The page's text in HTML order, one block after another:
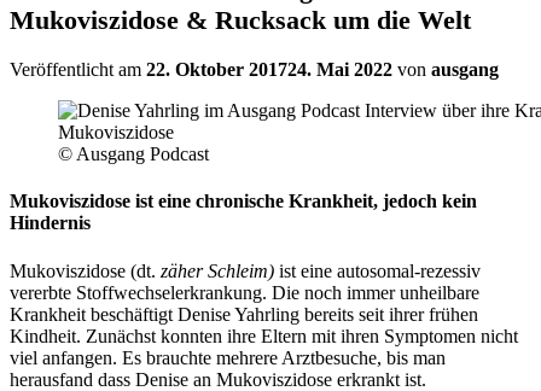
Mukoviszidose & Rucksack um die Welt
Veröffentlicht am 22. Oktober 201724. Mai 2022 von ausgang
© Ausgang Podcast
Mukoviszidose ist eine chronische Krankheit, jedoch kein
Hindernis
Mukoviszidose (dt. zäher Schleim) ist eine autosomal-rezessiv
vererbte Stoffwechselerkrankung. Die noch immer unheilbare
Krankheit beschäftigt Denise Yahrling bereits seit ihrer frühen
Kindheit. Zunächst konnten ihre Eltern mit ihren Symptomen nicht
viel anfangen. Es brauchte mehrere Arztbesuche, bis man
herausfand dass Denise an Mukoviszidose erkrankt ist.